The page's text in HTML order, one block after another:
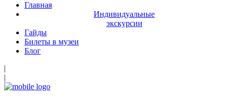
Главная
Индивидуальные
экскурсии
Гайды
Билеты в музеи
Блог
|
|